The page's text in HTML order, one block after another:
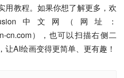
用教程。如果你想了解更多，欢
中文网（网址：
cn.com），也可以扫描右侧二
AI绘画变得更简单、更有趣！